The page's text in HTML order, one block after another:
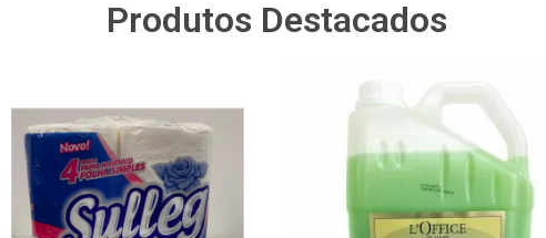
Produtos Destacados